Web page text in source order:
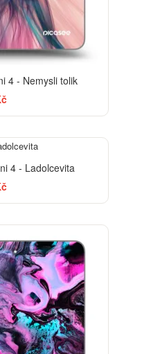
4 - Nemysli tolik
4 - Ladolcevita